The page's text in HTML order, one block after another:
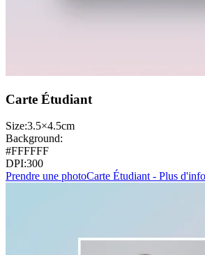
Carte Étudiant
Size:3.5×4.5cm
Background:
#FFFFFF
DPI:300
Prendre une photoCarte Étudiant - Plus